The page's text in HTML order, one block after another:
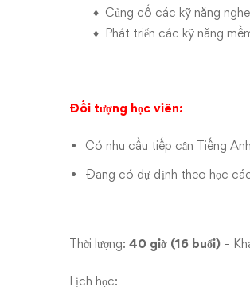
kiểm
♦ Củng cố các kỹ năng
♦ Phát triển các kỹ năng
Đối tượng học viên:
Có nhu cầu tiếp cận Tiếng
Đang có dự định theo học
Thời lượng: 40 giờ (16 buổi) –
Lịch học: